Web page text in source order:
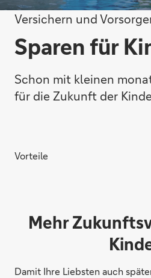
Versichern und
Sparen für
Schon mit kleinen
für die Zukunft der
Vorteile
Mehr
Damit Ihre Liebsten auch